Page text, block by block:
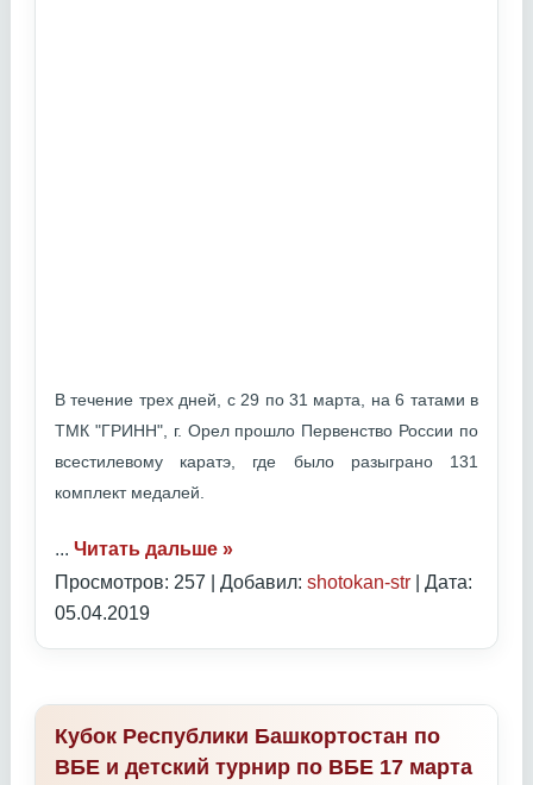
В течение трех дней, с 29 по 31 марта, на 6 татами в
ТМК "ГРИНН", г. Орел прошло Первенство России по
всестилевому каратэ, где было разыграно 131
комплект медалей.
... Читать дальше »
Просмотров: 257 | Добавил: shotokan-str | Дата:
05.04.2019
Кубок Республики Башкортостан по
ВБЕ и детский турнир по ВБЕ 17 марта